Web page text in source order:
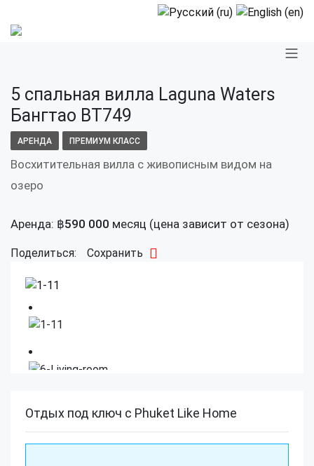
5 спальная вилла Laguna Waters
Бангтао BT749
АРЕНДА ПРЕМИУМ КЛАСС
Восхитительная вилла с живописным видом на
озеро
Аренда: ฿590 000 месяц (цена зависит от сезона)
Поделиться: Сохранить
Отдых под ключ с Phuket Like Home